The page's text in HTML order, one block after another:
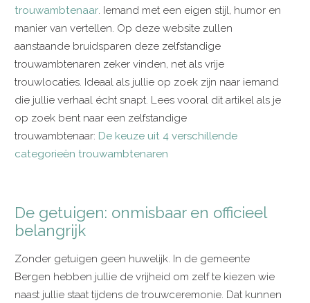
trouwambtenaar. Iemand met een eigen stijl, humor en
manier van vertellen. Op deze website zullen
aanstaande bruidsparen deze zelfstandige
trouwambtenaren zeker vinden, net als vrije
trouwlocaties. Ideaal als jullie op zoek zijn naar iemand
die jullie verhaal écht snapt. Lees vooral dit artikel als je
op zoek bent naar een zelfstandige
trouwambtenaar: De keuze uit 4 verschillende
categorieën trouwambtenaren
De getuigen: onmisbaar en officieel
belangrijk
Zonder getuigen geen huwelijk. In de gemeente
Bergen hebben jullie de vrijheid om zelf te kiezen wie
naast jullie staat tijdens de trouwceremonie. Dat kunnen